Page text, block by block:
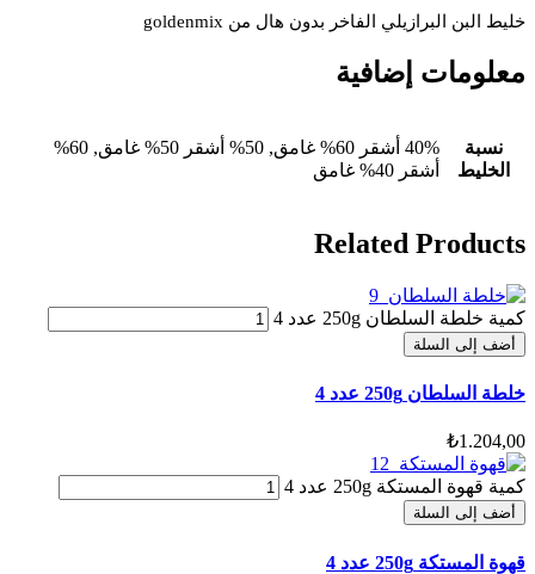
خليط البن البرازيلي الفاخر بدون هال من
معلومات إضافية
نسبة
الخليط
40% أشقر 60% غامق, 50% أشقر 50% غامق, 60%
أشقر 40% غامق
Related Products
كمية خلطة السلطان 250g عدد 4
أضف إلى السلة
خلطة السلطان 250g عدد 4
₺1.204,00
كمية قهوة المستكة 250g عدد 4
أضف إلى السلة
قهوة المستكة 250g عدد 4